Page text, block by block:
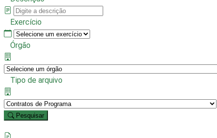
Exercício
Órgão
Tipo de arquivo
Pesquisar